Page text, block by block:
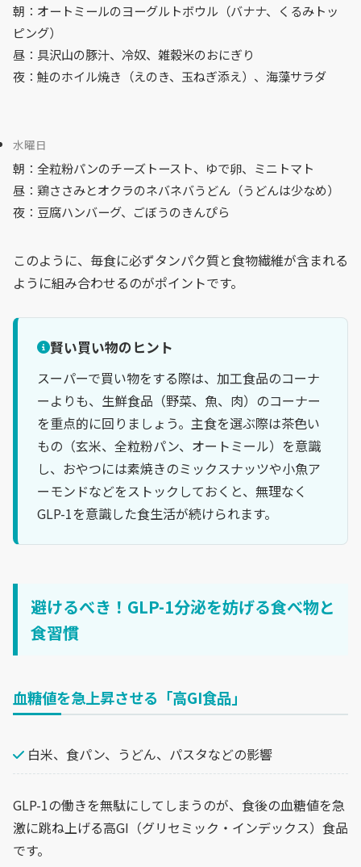
朝：オートミールのヨーグルトボウル（バナナ、くるみトッ
ピング）
昼：具沢山の豚汁、冷奴、雑穀米のおにぎり
夜：鮭のホイル焼き（えのき、玉ねぎ添え）、海藻サラダ
水曜日
朝：全粒粉パンのチーズトースト、ゆで卵、ミニトマト
昼：鶏ささみとオクラのネバネバうどん（うどんは少なめ）
夜：豆腐ハンバーグ、ごぼうのきんぴら
このように、毎食に必ずタンパク質と食物繊維が含まれる
ように組み合わせるのがポイントです。
賢い買い物のヒント
スーパーで買い物をする際は、加工食品のコーナ
ーよりも、生鮮食品（野菜、魚、肉）のコーナー
を重点的に回りましょう。主食を選ぶ際は茶色い
もの（玄米、全粒粉パン、オートミール）を意識
し、おやつには素焼きのミックスナッツや小魚ア
ーモンドなどをストックしておくと、無理なく
GLP-1を意識した食生活が続けられます。
避けるべき！GLP-1分泌を妨げる食べ物と
食習慣
血糖値を急上昇させる「高GI食品」
白米、食パン、うどん、パスタなどの影響
GLP-1の働きを無駄にしてしまうのが、食後の血糖値を急
激に跳ね上げる高GI（グリセミック・インデックス）食品
です。